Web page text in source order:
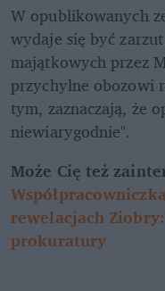
W opublikowanych
wydaje się być
majątkowych przez
przychylne obozowi
tym, zaznaczają, że
niewiarygodnie".
rewelacjach
prokuratury